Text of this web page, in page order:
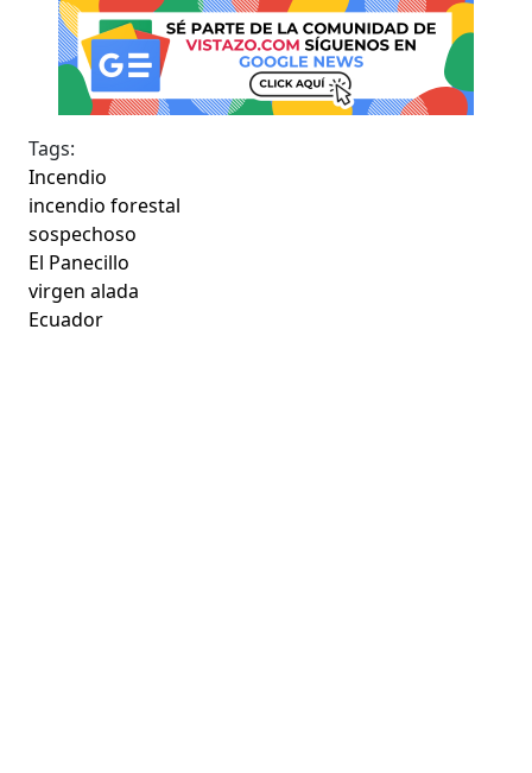
Tags:
Incendio
incendio forestal
sospechoso
El Panecillo
virgen alada
Ecuador